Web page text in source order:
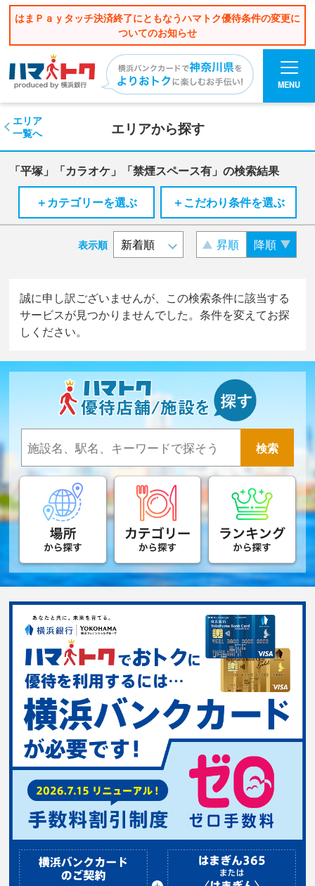
はまＰａｙタッチ決済終了にともなうハマトク優待条件の変更に
ついてのお知らせ
MENU
エリアから探す
エリア
一覧へ
「平塚」「カラオケ」「禁煙スペース有」の検索結果
＋カテゴリーを選ぶ
＋こだわり条件を選ぶ
表示順 昇順 降順
誠に申し訳ございませんが、この検索条件に該当する
サービスが見つかりませんでした。条件を変えてお探
しください。